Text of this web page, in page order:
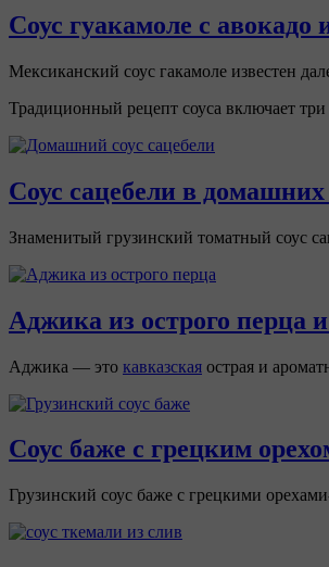
Соус гуакамоле с авокадо
Мексиканский соус гакамоле известен
Традиционный рецепт соуса включает
Соус сацебели в домашних
Знаменитый грузинский томатный соус
Аджика из острого перца
Аджика — это кавказская острая и
Соус баже с грецким
Грузинский соус баже с грецкими